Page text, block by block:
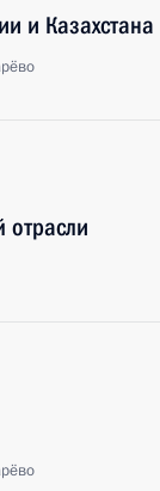
и Казахстана
отрасли